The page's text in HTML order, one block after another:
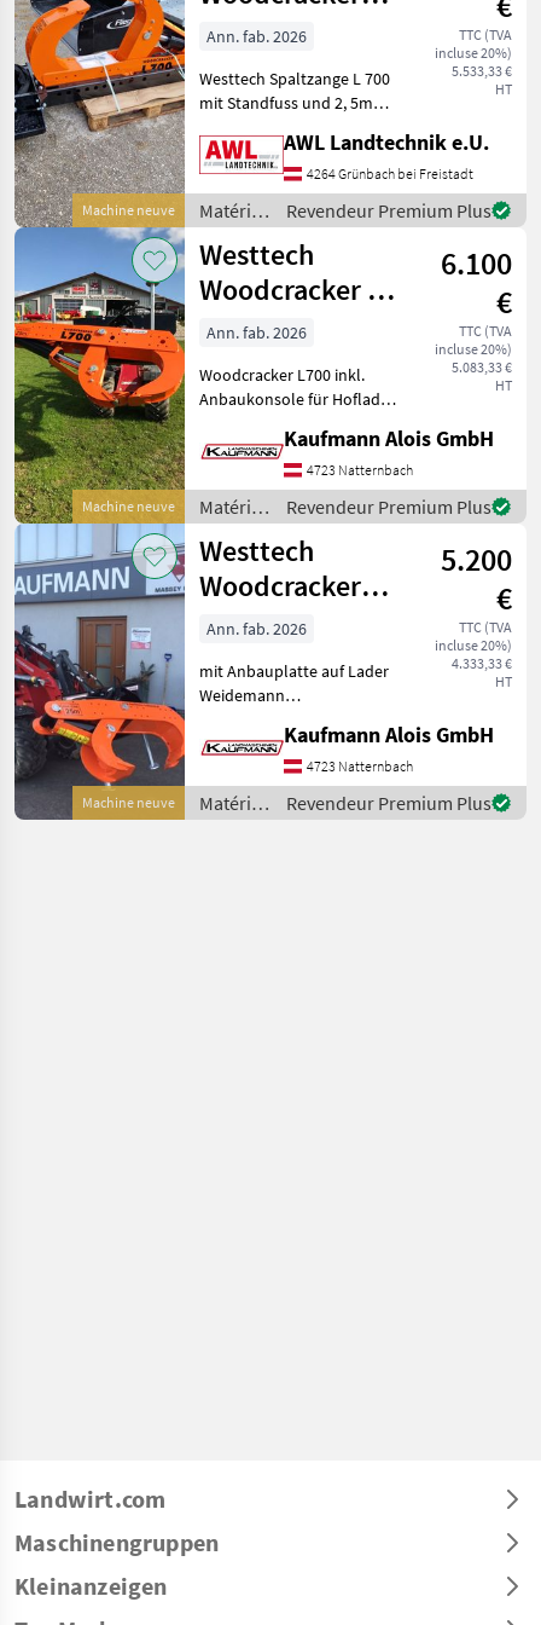
pour le
travail
Westtech
Machine neuve
L700
TTC (TVA
incluse 20%)
5.533,33 €
HT
Ann. fab. 2026
Westtech Spaltzange L 700
mit Standfuss und 2, 5m
Hydraulikschläuchen,
Öffnungsweite 700mm,
Spaltkraft 22 Tonnen , :
Matériels forestiers et
matériels pour le
AWL Landtechnik e.U.
4264 Grünbach bei Freistadt
Matériels
forestiers
et
matériels
pour le
travail
Westtech
Revendeur Premium Plus
Machine neuve
Westtech
Woodcracker L
700
6.100
€
TTC (TVA
incluse 20%)
5.083,33 €
HT
Ann. fab. 2026
Woodcracker L700 inkl.
Anbaukonsole für Hoflader
Euro-Aufnahme inkl.
Hydraulikschläuche
inkl.Anbauplatte an Lader
ca 375 Kg Eigengewich
Kaufmann Alois GmbH
4723 Natternbach
Matériels
forestiers
et
matériels
pour le
travail
Westtech
Revendeur Premium Plus
Machine neuve
Westtech
Woodcracker
L540
5.200
€
TTC (TVA
incluse 20%)
4.333,33 €
HT
Ann. fab. 2026
mit Anbauplatte auf Lader
Weidemann
Maschine ist lagernd!! - ca
300kg Eigengewicht -
Zangenöffnung 540 mm -
Spaltkraft bis 14 t (abhängi
Kaufmann Alois GmbH
4723 Natternbach
Matériels
forestiers
Revendeur Premium Plus
Landwirt.com
Maschinengruppen
Kleinanzeigen